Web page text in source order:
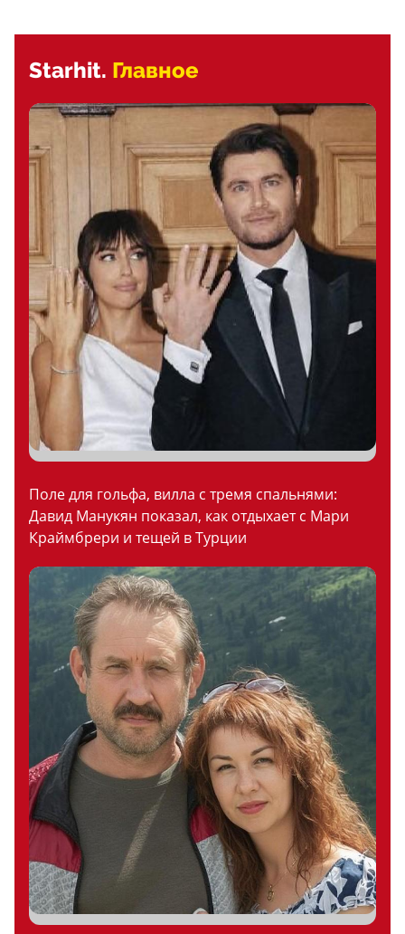
Starhit. Главное
Поле для гольфа, вилла с тремя спальнями:
Давид Манукян показал, как отдыхает с Мари
Краймбрери и тещей в Турции